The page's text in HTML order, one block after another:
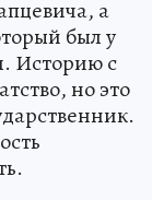
а
был у
Историю с
но это